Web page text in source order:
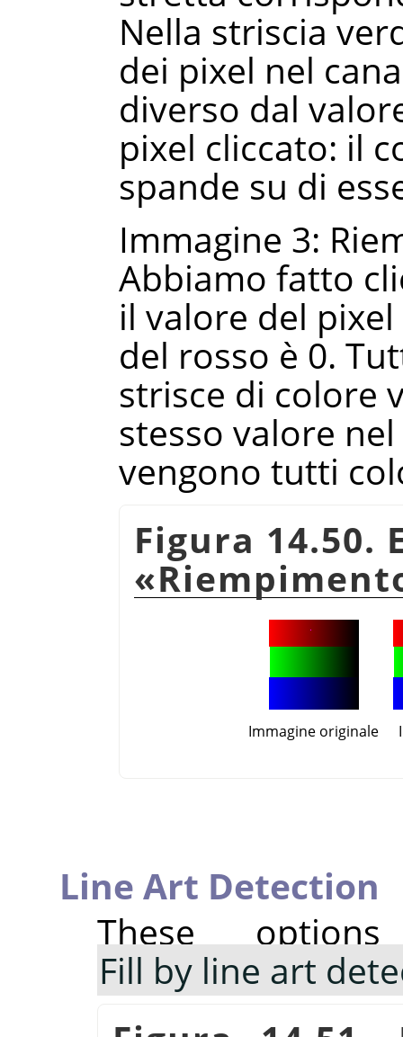
Nella striscia
dei pixel nel
diverso dal
pixel cliccato: il
spande su di
Immagine 3:
Abbiamo fatto
il valore del
del rosso è 0.
strisce di colore
stesso valore
vengono tutti
Figura 14.50.
«
Immagine originale
Line Art Detection
These
Fill by line art